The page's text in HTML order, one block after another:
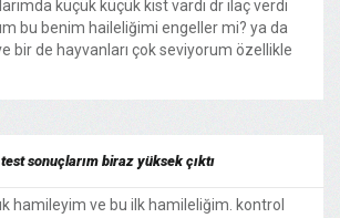
küçük küçük kist vardı dr ilaç verdi
bu benim haileliğimi engeller mi? ya da
ve bir de hayvanları çok seviyorum özellikle
sonuçlarım biraz yüksek çıktı
hamileyim ve bu ilk hamileliğim. kontrol